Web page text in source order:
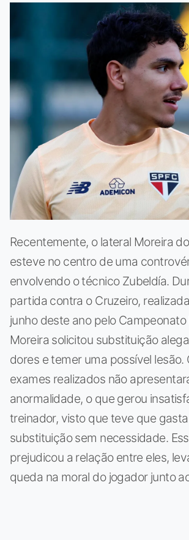
Recentemente, o lateral Moreira
esteve no centro de uma
envolvendo o técnico Zubeldía.
partida contra o Cruzeiro,
junho deste ano pelo Campeonato
Moreira solicitou substituição
dores e temer uma possível lesão.
exames realizados não
anormalidade, o que gerou
treinador, visto que teve que
substituição sem necessidade.
prejudicou a relação entre eles,
queda na moral do jogador junto